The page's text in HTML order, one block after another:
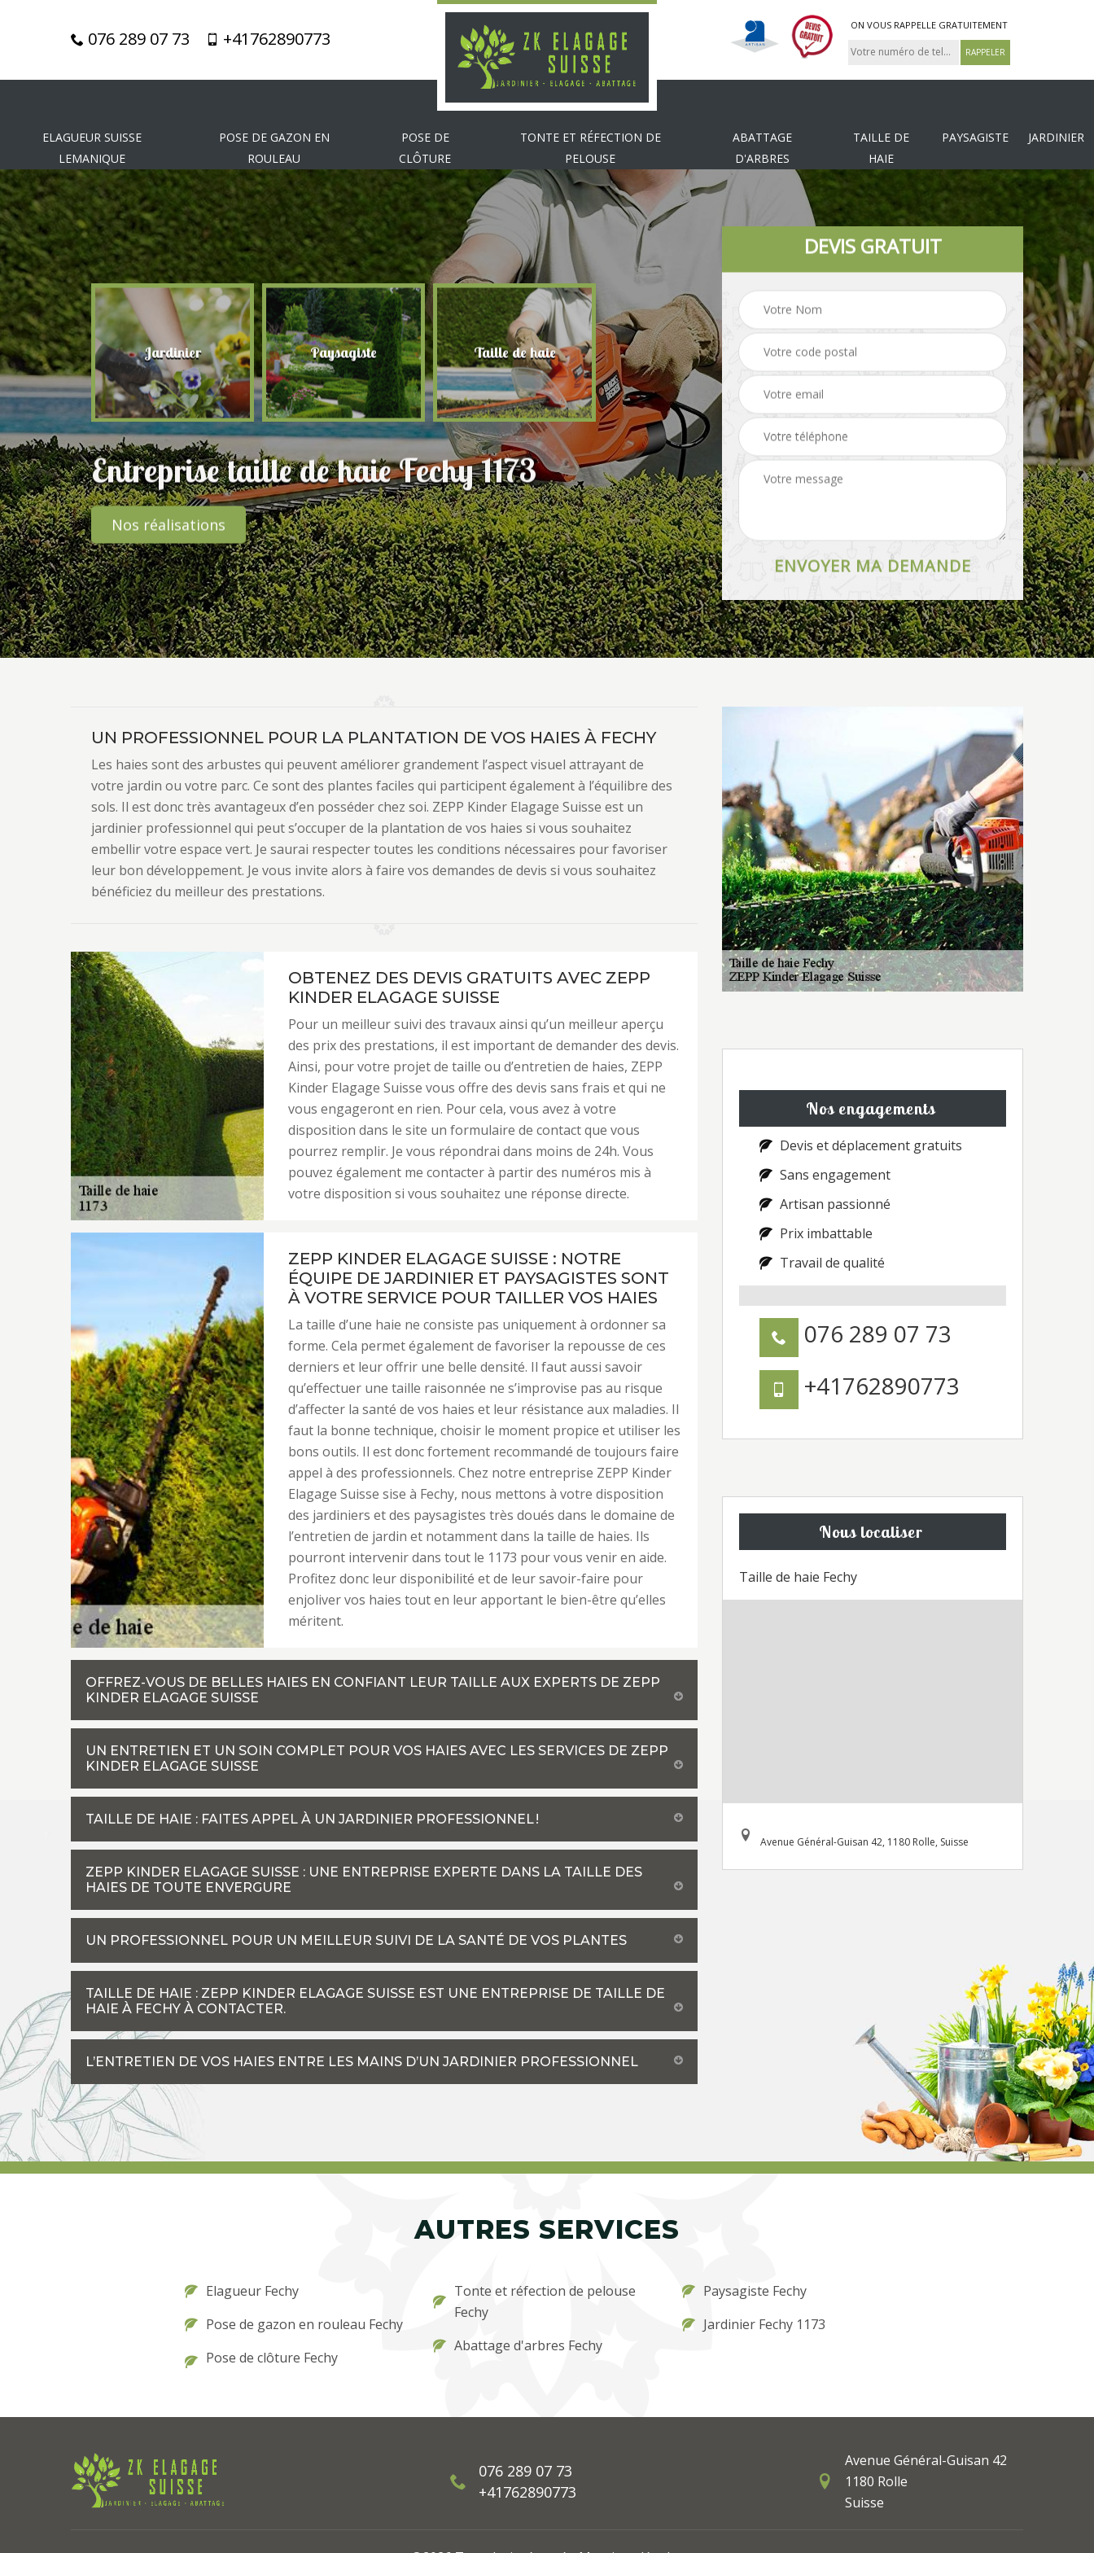
076 289 07 73 +41762890773
ON VOUS RAPPELLE GRATUITEMENT
ELAGUEUR SUISSE
LEMANIQUE
POSE DE GAZON EN
ROULEAU
POSE DE
CLÔTURE
TONTE ET RÉFECTION DE
PELOUSE
ABATTAGE
D'ARBRES
TAILLE DE
HAIE
PAYSAGISTE JARDINIER
Jardinier Paysagiste Taille de haie Abattage d'arbres Tonte et réfection de
pelouse Pose de clôture
Entreprise taille de haie Fechy 1173
Nos réalisations
DEVIS GRATUIT
UN PROFESSIONNEL POUR LA PLANTATION DE VOS HAIES À FECHY
Les haies sont des arbustes qui peuvent améliorer grandement l’aspect visuel attrayant de
votre jardin ou votre parc. Ce sont des plantes faciles qui participent également à l’équilibre des
sols. Il est donc très avantageux d’en posséder chez soi. ZEPP Kinder Elagage Suisse est un
jardinier professionnel qui peut s’occuper de la plantation de vos haies si vous souhaitez
embellir votre espace vert. Je saurai respecter toutes les conditions nécessaires pour favoriser
leur bon développement. Je vous invite alors à faire vos demandes de devis si vous souhaitez
bénéficiez du meilleur des prestations.
OBTENEZ DES DEVIS GRATUITS AVEC ZEPP
KINDER ELAGAGE SUISSE
Pour un meilleur suivi des travaux ainsi qu’un meilleur aperçu
des prix des prestations, il est important de demander des devis.
Ainsi, pour votre projet de taille ou d’entretien de haies, ZEPP
Kinder Elagage Suisse vous offre des devis sans frais et qui ne
vous engageront en rien. Pour cela, vous avez à votre
disposition dans le site un formulaire de contact que vous
pourrez remplir. Je vous répondrai dans moins de 24h. Vous
pouvez également me contacter à partir des numéros mis à
votre disposition si vous souhaitez une réponse directe.
ZEPP KINDER ELAGAGE SUISSE : NOTRE
ÉQUIPE DE JARDINIER ET PAYSAGISTES SONT
À VOTRE SERVICE POUR TAILLER VOS HAIES
La taille d’une haie ne consiste pas uniquement à ordonner sa
forme. Cela permet également de favoriser la repousse de ces
derniers et leur offrir une belle densité. Il faut aussi savoir
qu’effectuer une taille raisonnée ne s’improvise pas au risque
d’affecter la santé de vos haies et leur résistance aux maladies. Il
faut la bonne technique, choisir le moment propice et utiliser les
bons outils. Il est donc fortement recommandé de toujours faire
appel à des professionnels. Chez notre entreprise ZEPP Kinder
Elagage Suisse sise à Fechy, nous mettons à votre disposition
des jardiniers et des paysagistes très doués dans le domaine de
l’entretien de jardin et notamment dans la taille de haies. Ils
pourront intervenir dans tout le 1173 pour vous venir en aide.
Profitez donc leur disponibilité et de leur savoir-faire pour
enjoliver vos haies tout en leur apportant le bien-être qu’elles
méritent.
OFFREZ-VOUS DE BELLES HAIES EN CONFIANT LEUR TAILLE AUX EXPERTS DE ZEPP
KINDER ELAGAGE SUISSE
UN ENTRETIEN ET UN SOIN COMPLET POUR VOS HAIES AVEC LES SERVICES DE ZEPP
KINDER ELAGAGE SUISSE
TAILLE DE HAIE : FAITES APPEL À UN JARDINIER PROFESSIONNEL !
ZEPP KINDER ELAGAGE SUISSE : UNE ENTREPRISE EXPERTE DANS LA TAILLE DES
HAIES DE TOUTE ENVERGURE
UN PROFESSIONNEL POUR UN MEILLEUR SUIVI DE LA SANTÉ DE VOS PLANTES
TAILLE DE HAIE : ZEPP KINDER ELAGAGE SUISSE EST UNE ENTREPRISE DE TAILLE DE
HAIE À FECHY À CONTACTER.
L’ENTRETIEN DE VOS HAIES ENTRE LES MAINS D’UN JARDINIER PROFESSIONNEL
Nos engagements
Devis et déplacement gratuits
Sans engagement
Artisan passionné
Prix imbattable
Travail de qualité
076 289 07 73
+41762890773
Nous localiser
Taille de haie Fechy
Avenue Général-Guisan 42, 1180 Rolle, Suisse
AUTRES SERVICES
Elagueur Fechy
Pose de gazon en rouleau Fechy
Pose de clôture Fechy
Tonte et réfection de pelouse
Fechy
Abattage d'arbres Fechy
Paysagiste Fechy
Jardinier Fechy 1173
076 289 07 73
+41762890773
Avenue Général-Guisan 42
1180 Rolle
Suisse